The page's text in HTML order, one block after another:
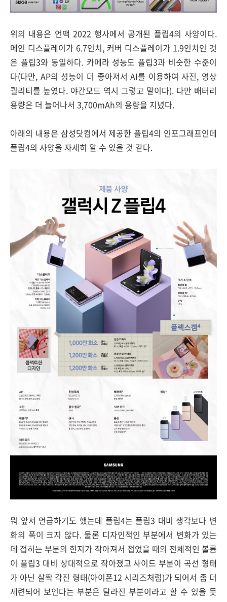
위의 내용은 언팩 2022 행사에서 공개된 플립4의 사양이다.
메인 디스플레이가 6.7인치, 커버 디스플레이가 1.9인치인 것
은 플립3와 동일하다. 카메라 성능도 플립3과 비슷한 수준이
다(다만, AP의 성능이 더 좋아져서 AI를 이용하여 사진, 영상
퀄리티를 높였다. 야간모드 역시 그렇고 말이다). 다만 배터리
용량은 더 늘어나서 3,700mAh의 용량을 지녔다.
아래의 내용은 삼성닷컴에서 제공한 플립4의 인포그래프인데
플립4의 사양을 자세히 알 수 있을 것 같다.
뭐 앞서 언급하기도 했는데 플립4는 플립3 대비 생각보다 변
화의 폭이 크지 않다. 물론 디자인적인 부분에서 변화가 있는
데 접히는 부분의 힌지가 작아져서 접었을 때의 전체적인 볼륨
이 플립3 대비 상대적으로 작아졌고 사이드 부분이 곡선 형태
가 아닌 살짝 각진 형태(아이폰12 시리즈처럼)가 되어서 좀 더
세련되어 보인다는 부분은 달라진 부분이라고 할 수 있을 듯